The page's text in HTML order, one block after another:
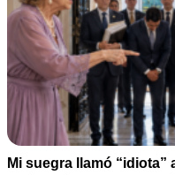
Mi suegra llamó